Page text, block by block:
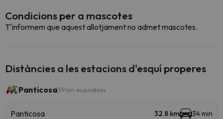
Condicions per a mascotes
T'informem que aquest allotjament no admet mascotes.
Distàncies a les estacions d'esquí properes
Panticosa39 km esquiables
Panticosa 32.8 km 34 min